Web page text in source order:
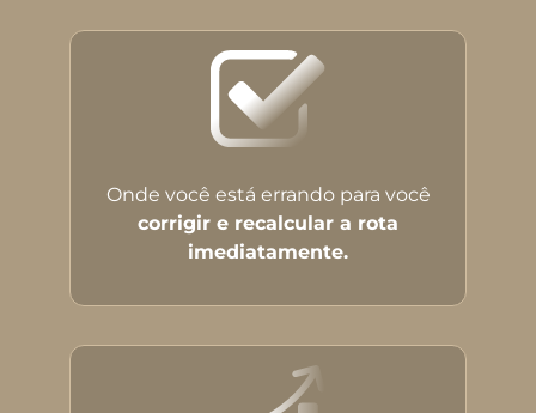
Onde você está errando para você
corrigir e recalcular a rota
imediatamente.